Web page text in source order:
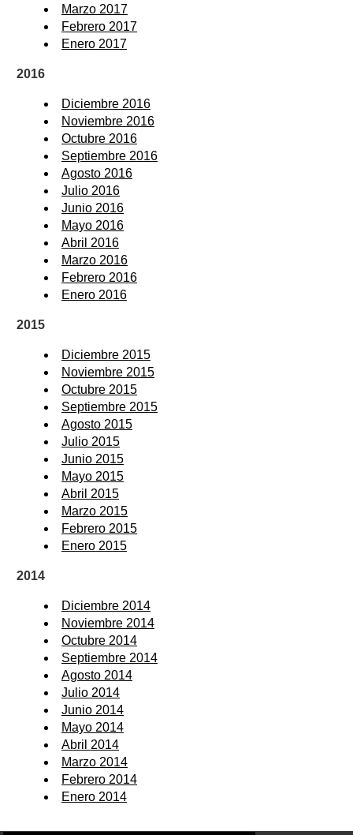
Marzo 2017
Febrero 2017
Enero 2017
2016
Diciembre 2016
Noviembre 2016
Octubre 2016
Septiembre 2016
Agosto 2016
Julio 2016
Junio 2016
Mayo 2016
Abril 2016
Marzo 2016
Febrero 2016
Enero 2016
2015
Diciembre 2015
Noviembre 2015
Octubre 2015
Septiembre 2015
Agosto 2015
Julio 2015
Junio 2015
Mayo 2015
Abril 2015
Marzo 2015
Febrero 2015
Enero 2015
2014
Diciembre 2014
Noviembre 2014
Octubre 2014
Septiembre 2014
Agosto 2014
Julio 2014
Junio 2014
Mayo 2014
Abril 2014
Marzo 2014
Febrero 2014
Enero 2014